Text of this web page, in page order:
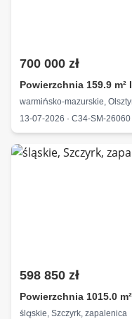
700 000 zł
Powierzchnia 159.9
warmińsko-mazurskie,
13-07-2026 · C34-SM-26060
598 850 zł
Powierzchnia 1015.0 m²
śląskie, Szczyrk, zapalenica